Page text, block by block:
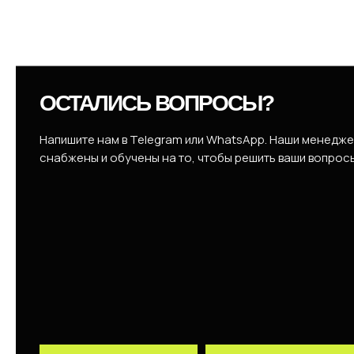
Напишите нам в Telegram или WhatsApp. Наши
снабжены и обучены на то, чтобы решить ваши
ОСТАЛИСЬ ВОПРОСЫ?